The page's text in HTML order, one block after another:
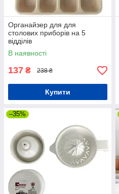
Органайзер для для
столових приборів на 5
відділів
В наявності
137 ₴ 238 ₴
Купити
–35%